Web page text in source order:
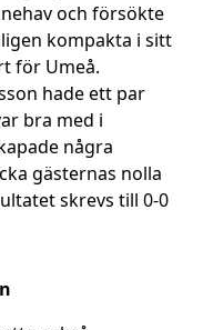
och försökte
kompakta i sitt
för Umeå.
hade ett par
bra med i
några
gästernas nolla
skrevs till 0-0